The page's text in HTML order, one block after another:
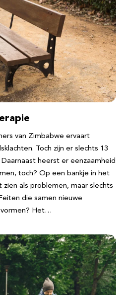
van Zimbabwe ervaart
Toch zijn er slechts 13
heerst er eenzaamheid
toch? Op een bankje in het
zien als problemen, maar slechts
die samen nieuwe
vormen? Het…